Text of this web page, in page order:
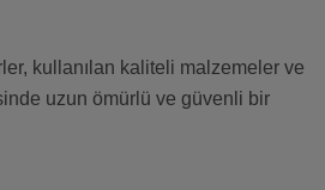
kullanılan kaliteli malzemeler ve
uzun ömürlü ve güvenli bir